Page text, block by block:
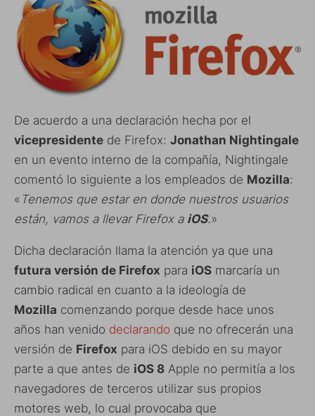
De acuerdo a una declaración hecha por el
vicepresidente de Firefox: Jonathan Nightingale
en un evento interno de la compañía, Nightingale
comentó lo siguiente a los empleados de Mozilla:
« Tenemos que estar en donde nuestros usuarios
están, vamos a llevar Firefox a iOS.»
Dicha declaración llama la atención ya que una
futura versión de Firefox para iOS marcaría un
cambio radical en cuanto a la ideología de
Mozilla comenzando porque desde hace unos
años han venido declarando que no ofrecerán una
versión de Firefox para iOS debido en su mayor
parte a que antes de iOS 8 Apple no permitía a los
navegadores de terceros utilizar sus propios
motores web, lo cual provocaba que